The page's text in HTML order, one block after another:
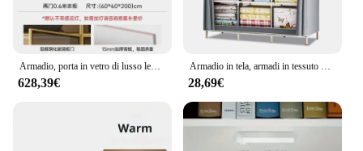
Armadio, porta in vetro di lusso leggero, celebrità moderna di Internet, porta a battente, armadio ad angolo, armadio, camera da letto, casa
628,39€
Armadio in tela, armadi in tessuto Pop-up con 3 grandi aree sospese, 6 scomparti impilabili e portaoggetti sotto, 125*45*170
28,69€